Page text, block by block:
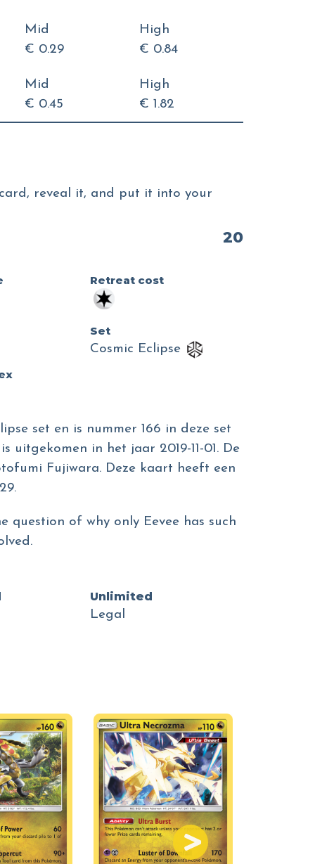
Mid
€ 0.29
High
€ 0.84
Mid
€ 0.45
High
€ 1.82
reveal it, and put it into your
20
Retreat cost
Set
Cosmic Eclipse
set en is nummer 166 in deze set
uitgekomen in het jaar 2019-11-01. De
Fujiwara. Deze kaart heeft een
question of why only Eevee has such
Unlimited
Legal